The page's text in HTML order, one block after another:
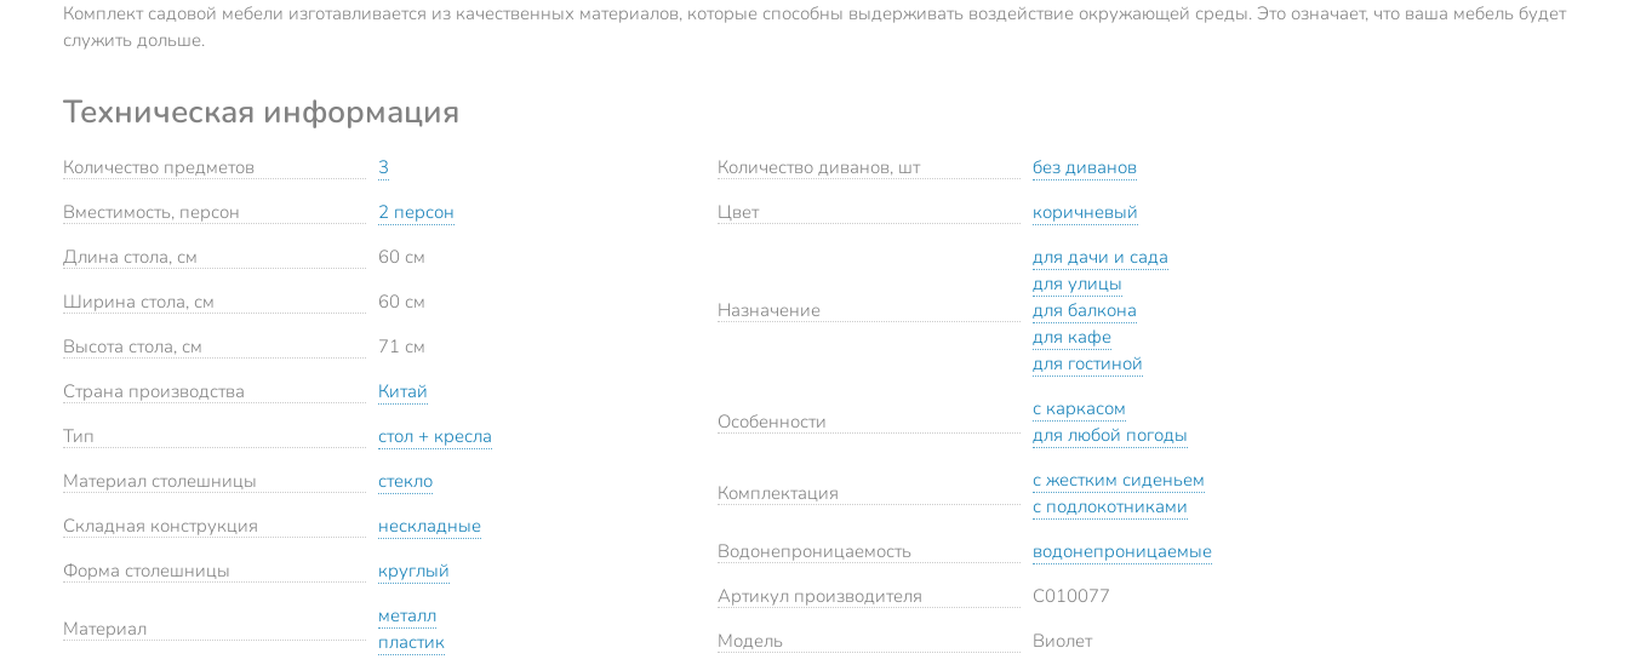
Комплект садовой мебели изготавливается из качественных материалов, которые способны выдерживать воздействие окружающей среды. Это означает, что ваша мебель будет
служить дольше.
Техническая информация
Количество предметов
3
Вместимость, персон
2 персон
Длина стола, см
60 см
Ширина стола, см
60 см
Высота стола, см
71 см
Страна производства
Китай
Тип
стол + кресла
Материал столешницы
стекло
Складная конструкция
нескладные
Форма столешницы
круглый
Материал
металл
пластик
Количество диванов, шт
без диванов
Цвет
коричневый
Назначение
для дачи и сада
для улицы
для балкона
для кафе
для гостиной
Особенности
с каркасом
для любой погоды
Комплектация
с жестким сиденьем
с подлокотниками
Водонепроницаемость
водонепроницаемые
Артикул производителя
C010077
Модель
Виолет